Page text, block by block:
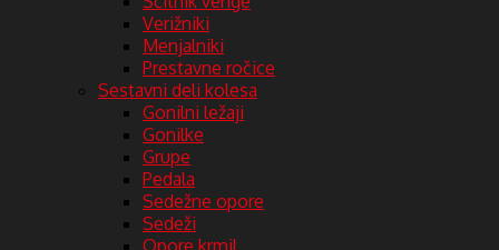
Verižniki
Menjalniki
Prestavne ročice
Sestavni deli kolesa
Gonilni ležaji
Gonilke
Grupe
Pedala
Sedežne opore
Sedeži
Opore krmil